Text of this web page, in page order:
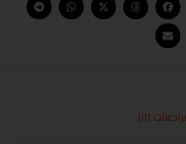
(0)